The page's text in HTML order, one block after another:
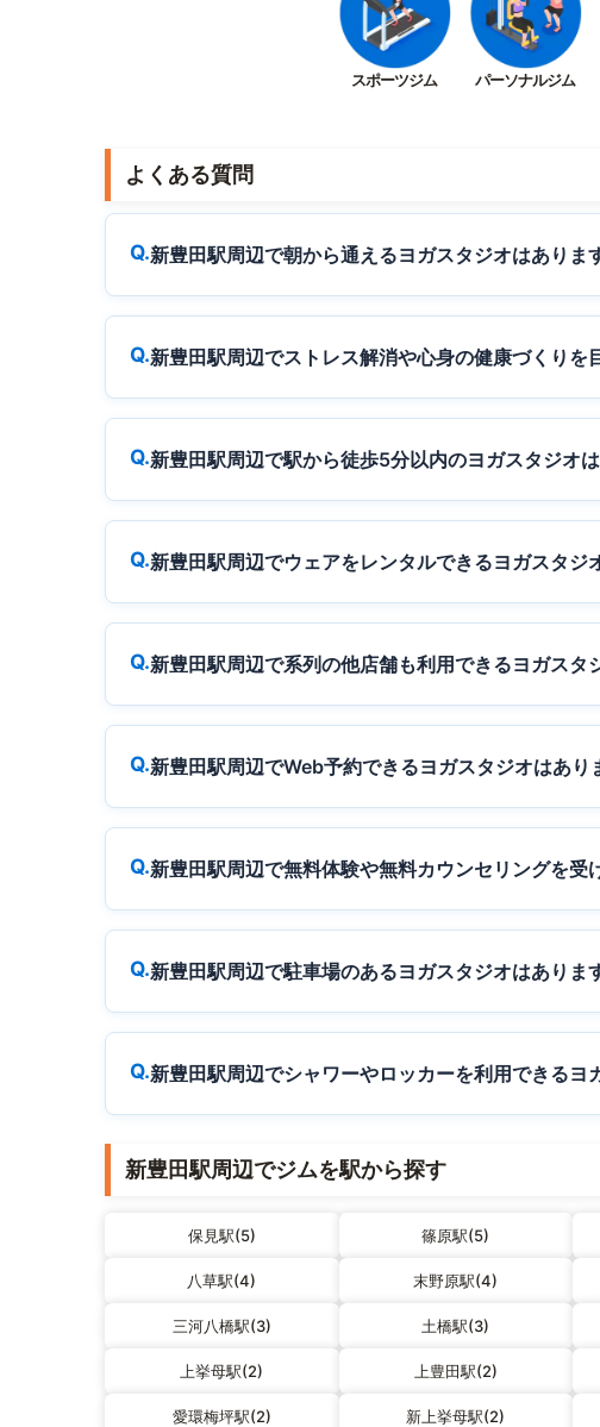
スポーツジム パーソナルジム
よくある質問
新豊田駅周辺で朝から通えるヨガスタジオはありま
新豊田駅周辺でストレス解消や心身の健康づくりを
新豊田駅周辺で駅から徒歩5分以内のヨガスタジオ
新豊田駅周辺でウェアをレンタルできるヨガスタジ
新豊田駅周辺で系列の他店舗も利用できるヨガスタ
新豊田駅周辺でWeb予約できるヨガスタジオはあり
新豊田駅周辺で無料体験や無料カウンセリングを受
新豊田駅周辺で駐車場のあるヨガスタジオはありま
新豊田駅周辺でシャワーやロッカーを利用できるヨ
新豊田駅周辺でジムを駅から探す
保見駅(5) 篠原駅(5)
八草駅(4) 末野原駅(4)
三河八橋駅(3) 土橋駅(3)
上挙母駅(2) 上豊田駅(2)
愛環梅坪駅(2) 新上挙母駅(2)